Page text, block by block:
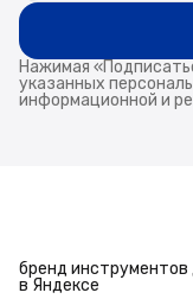
Нажимая
указанных
информационной и
бренд
в Яндексе